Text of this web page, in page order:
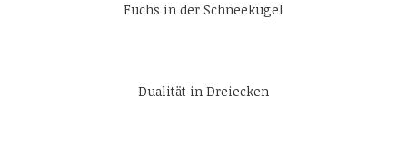
Fuchs in der Schneekugel
Dualität in Dreiecken